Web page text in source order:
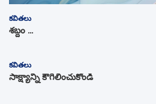
కవితలు
శబ్దం …
కవితలు
సాక్ష్యాన్ని కౌగిలించుకోండి